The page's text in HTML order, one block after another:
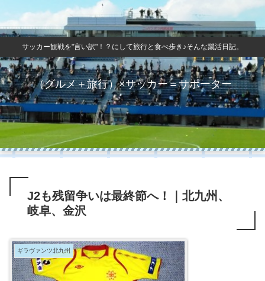
サッカー観戦を"言い訳"！？にして旅行と食べ歩き♪そんな蹴活日記。
（グルメ＋旅行）×サッカー＝サポーター
J2も残留争いは最終節へ！｜北九州、
岐阜、金沢
ギラヴァンツ北九州